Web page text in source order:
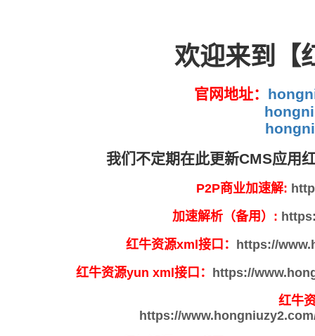
欢迎来到【
官网地址：
我们不定期在此更新CMS应用
P2P商业加速解:
加速解析（备用）:
红牛资源xml接口：
https://
红牛资源yun xml接口：
https://
红牛
https://